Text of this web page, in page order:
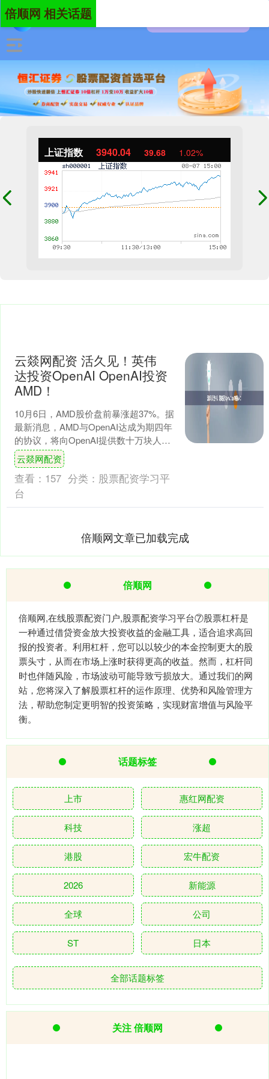
上证指数 3940.04 39.68 1.02%
倍顺网 相关话题
云燚网配资 活久见！英伟
达投资OpenAI OpenAI投资
AMD！
10月6日，AMD股价盘前暴涨超37%。据
最新消息，AMD与OpenAI达成为期四年
的协议，将向OpenAI提供数十万块人工
智能芯片，并给予OpenAI持股多达....
云燚网配资
查看： 157 分类： 股票配资学习平
台
倍顺网文章已加载完成
倍顺网
倍顺网,在线股票配资门户,股票配资学习平台⑦股票杠杆是
一种通过借贷资金放大投资收益的金融工具，适合追求高回
报的投资者。利用杠杆，您可以以较少的本金控制更大的股
票头寸，从而在市场上涨时获得更高的收益。然而，杠杆同
时也伴随风险，市场波动可能导致亏损放大。通过我们的网
站，您将深入了解股票杠杆的运作原理、优势和风险管理方
法，帮助您制定更明智的投资策略，实现财富增值与风险平
衡。
话题标签
上市 惠红网配资
科技 涨超
港股 宏牛配资
2026 新能源
全球 公司
ST 日本
全部话题标签
关注 倍顺网